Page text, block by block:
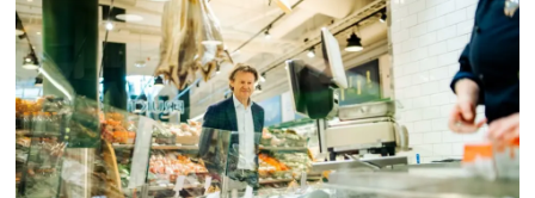
Tags:
stipend